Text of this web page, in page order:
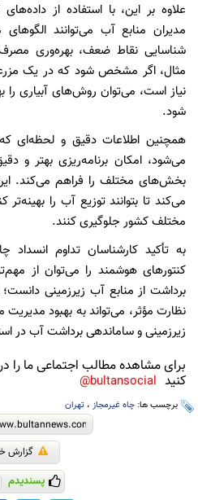
علاوه بر این، با استفاده از
مدیران منابع آب می‌توانند
شناسایی نقاط ضعف، بهره‌وری
مثال، اگر مشخص شود که در یک
نیاز است، می‌توان روش‌های آبیاری
شود.
همچنین اطلاعات دقیق و لحظه‌ای
می‌شود، امکان برنامه‌ریزی بهتر و
بخش‌های مختلف را فراهم می‌کند.
می‌کند تا بتوانند توزیع آب را
مختلف کشور جلوگیری کنند.
به تأکید کارشناسان تداوم
کنتورهای هوشمند را می‌توان از
برداشت از منابع آب زیرزمینی
نظارت مؤثر، می‌تواند به بهبود
زیرزمینی و ساماندهی برداشت آب در
برای مشاهده مطالب اجتماعی ما را
کنید bultansocial@
برچسب ها: چاه غیرمجاز ، تهران
گزارش
پسندیدم